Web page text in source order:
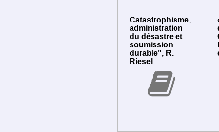
Catastrophisme,
administration
du désastre et
soumission
durable", R.
Riesel